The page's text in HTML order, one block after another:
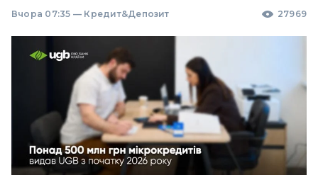
Вчора 07:35 — Кредит&Депозит 27969